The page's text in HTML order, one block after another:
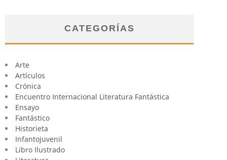
CATEGORÍAS
Arte
Artículos
Crónica
Encuentro Internacional Literatura Fantástica
Ensayo
Fantástico
Historieta
Infantojuvenil
Libro Ilustrado